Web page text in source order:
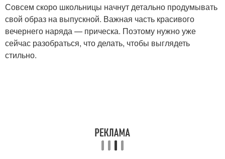
Прически с
аксессуарами
Выпускные причёски
Совсем скоро школьницы начнут детально продумывать
свой образ на выпускной. Важная часть красивого
вечернего наряда — прическа. Поэтому нужно уже
сейчас разобраться, что делать, чтобы выглядеть
стильно.